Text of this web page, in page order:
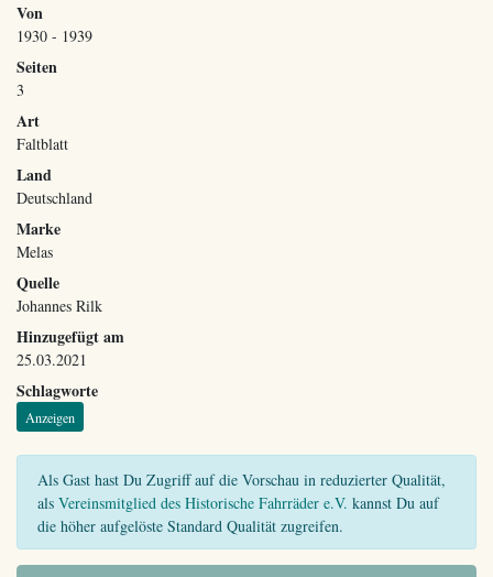
Von
1930 - 1939
Seiten
3
Art
Faltblatt
Land
Deutschland
Marke
Melas
Quelle
Johannes Rilk
Hinzugefügt am
25.03.2021
Schlagworte
Anzeigen
Als Gast hast Du Zugriff auf die Vorschau in reduzierter Qualität,
als Vereinsmitglied des Historische Fahrräder e.V. kannst Du auf
die höher aufgelöste Standard Qualität zugreifen.